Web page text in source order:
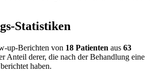
Statistiken
up-Berichten von 18 Patienten aus 63
Anteil derer, die nach der Behandlung eine
haben.